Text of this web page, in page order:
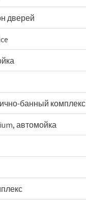
дверей
банный комплекс
автомойка